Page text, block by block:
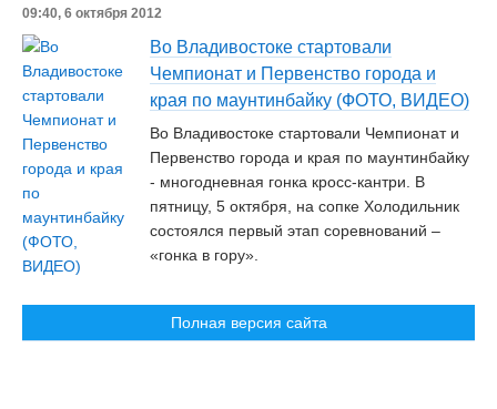
09:40, 6 октября 2012
Во Владивостоке стартовали
Чемпионат и Первенство города и
края по маунтинбайку (ФОТО, ВИДЕО)
Во Владивостоке стартовали Чемпионат и
Первенство города и края по маунтинбайку
- многодневная гонка кросс-кантри. В
пятницу, 5 октября, на сопке Холодильник
состоялся первый этап соревнований –
«гонка в гору».
Полная версия сайта